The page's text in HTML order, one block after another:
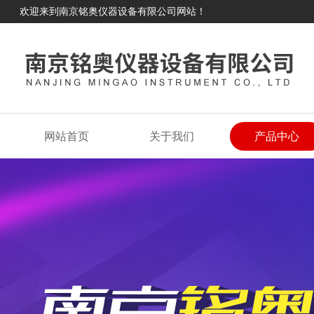
欢迎来到南京铭奥仪器设备有限公司网站！
网站首页 关于我们 产品中心